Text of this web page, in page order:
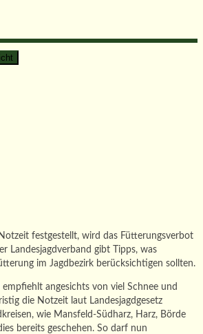
festgestellt, wird das Fütterungsverbot
Landesjagdverband gibt Tipps, was
im Jagdbezirk berücksichtigen sollten.
empfiehlt angesichts von viel Schnee und
die Notzeit laut Landesjagdgesetz
wie Mansfeld-Südharz, Harz, Börde
bereits geschehen. So darf nun